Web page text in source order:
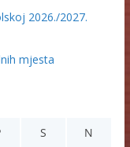
2026./2027.
mjesta
S N